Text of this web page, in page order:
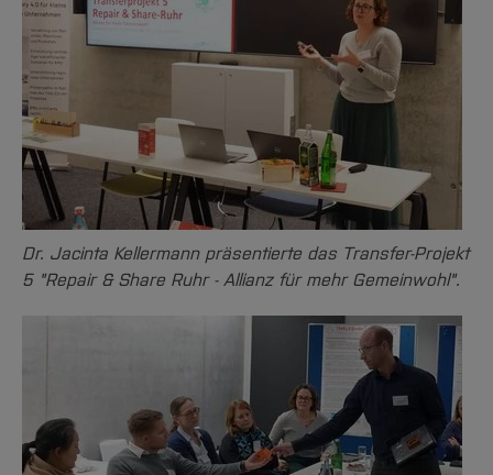
Dr. Jacinta Kellermann präsentierte das Transfer-Projekt
5 "Repair & Share Ruhr - Allianz für mehr Gemeinwohl".